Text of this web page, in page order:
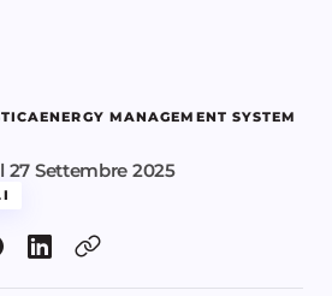
ENERGY MANAGEMENT SYSTEM
27 Settembre 2025